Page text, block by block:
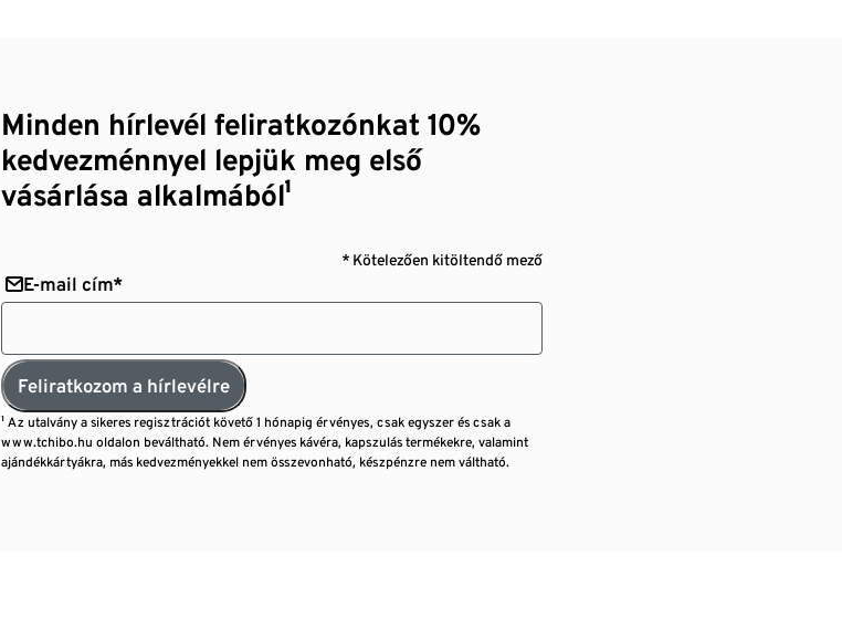
Minden hírlevél feliratkozónkat 10%
kedvezménnyel lepjük meg első
vásárlása alkalmából¹
* Kötelezően kitöltendő mező
E-mail cím*
Feliratkozom a hírlevélre
¹ Az utalvány a sikeres regisztrációt követő 1 hónapig érvényes, csak egyszer és csak a
www.tchibo.hu oldalon beváltható. Nem érvényes kávéra, kapszulás termékekre, valamint
ajándékkártyákra, más kedvezményekkel nem összevonható, készpénzre nem váltható.